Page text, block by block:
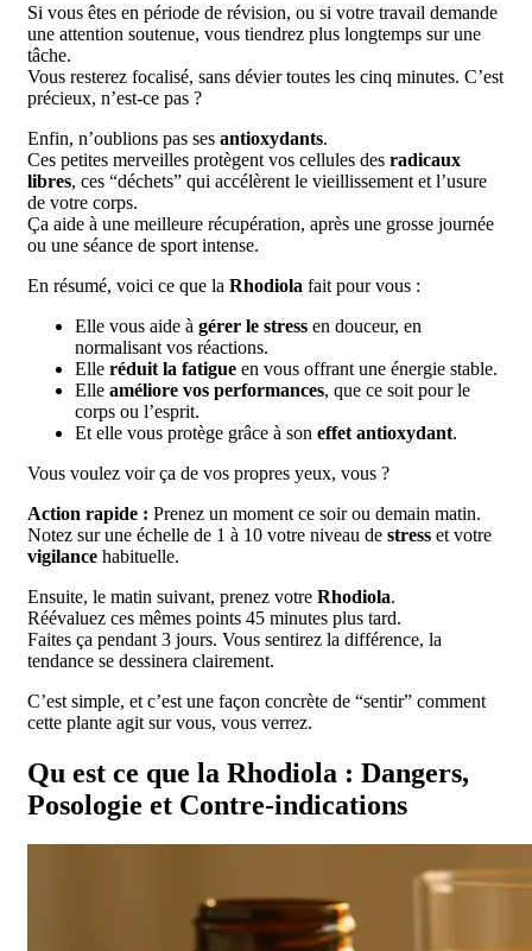
Si vous êtes en période de révision, ou si votre travail demande
une attention soutenue, vous tiendrez plus longtemps sur une
tâche.
Vous resterez focalisé, sans dévier toutes les cinq minutes. C’est
précieux, n’est-ce pas ?
Enfin, n’oublions pas ses antioxydants.
Ces petites merveilles protègent vos cellules des radicaux
libres, ces “déchets” qui accélèrent le vieillissement et l’usure
de votre corps.
Ça aide à une meilleure récupération, après une grosse journée
ou une séance de sport intense.
En résumé, voici ce que la Rhodiola fait pour vous :
Elle vous aide à gérer le stress en douceur, en
normalisant vos réactions.
Elle réduit la fatigue en vous offrant une énergie stable.
Elle améliore vos performances, que ce soit pour le
corps ou l’esprit.
Et elle vous protège grâce à son effet antioxydant.
Vous voulez voir ça de vos propres yeux, vous ?
Action rapide : Prenez un moment ce soir ou demain matin.
Notez sur une échelle de 1 à 10 votre niveau de stress et votre
vigilance habituelle.
Ensuite, le matin suivant, prenez votre Rhodiola.
Réévaluez ces mêmes points 45 minutes plus tard.
Faites ça pendant 3 jours. Vous sentirez la différence, la
tendance se dessinera clairement.
C’est simple, et c’est une façon concrète de “sentir” comment
cette plante agit sur vous, vous verrez.
Qu est ce que la Rhodiola : Dangers,
Posologie et Contre-indications